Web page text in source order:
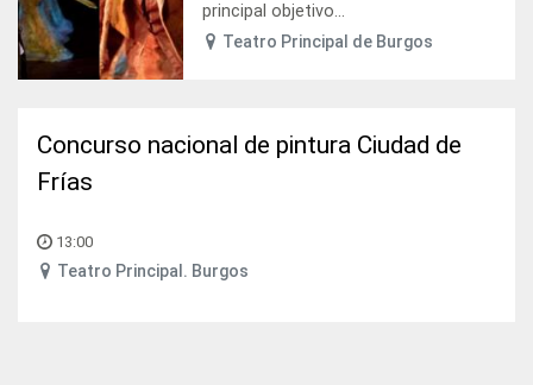
principal objetivo...
Teatro Principal de Burgos
Concurso nacional de pintura Ciudad de
Frías
13:00
Teatro Principal. Burgos